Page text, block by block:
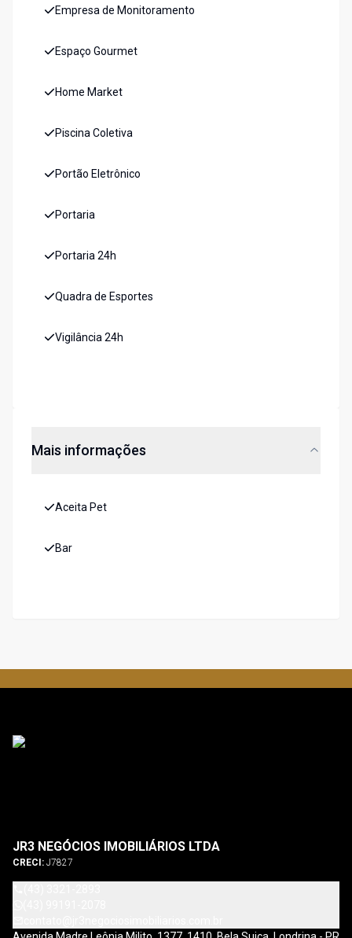
Empresa de Monitoramento
Espaço Gourmet
Home Market
Piscina Coletiva
Portão Eletrônico
Portaria
Portaria 24h
Quadra de Esportes
Vigilância 24h
Mais informações
Aceita Pet
Bar
JR3 NEGÓCIOS IMOBILIÁRIOS LTDA
CRECI: J7827